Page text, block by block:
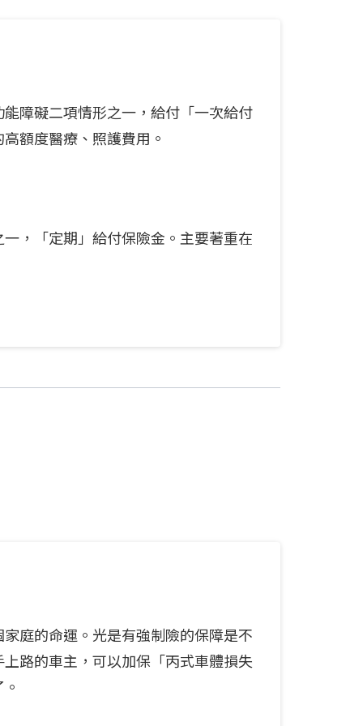
障礙二項情形之一，給付「一次給付
額度醫療、照護費用。
，「定期」給付保險金。主要著重在
庭的命運。光是有強制險的保障是不
路的車主，可以加保「丙式車體損失